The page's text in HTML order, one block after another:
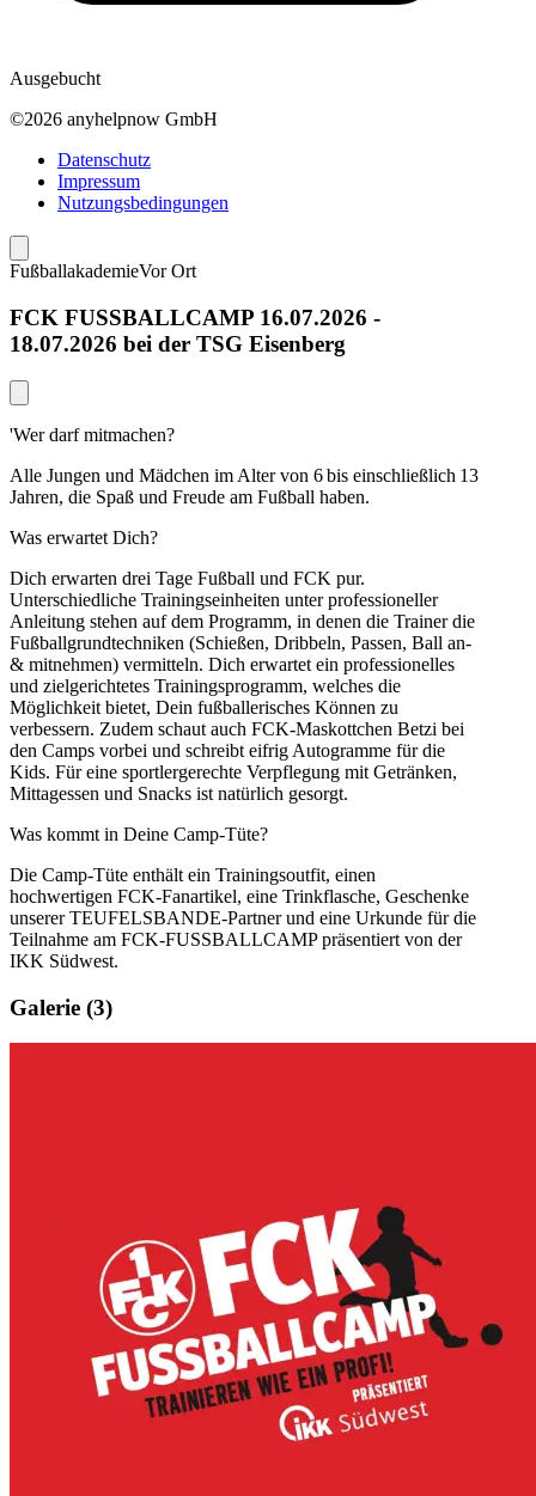
Ausgebucht
©2026 anyhelpnow GmbH
Datenschutz
Impressum
Nutzungsbedingungen
FußballakademieVor Ort
FCK FUSSBALLCAMP 16.07.2026 -
18.07.2026 bei der TSG Eisenberg
'Wer darf mitmachen?
Alle Jungen und Mädchen im Alter von 6 bis einschließlich 13
Jahren, die Spaß und Freude am Fußball haben.
Was erwartet Dich?
Dich erwarten drei Tage Fußball und FCK pur.
Unterschiedliche Trainingseinheiten unter professioneller
Anleitung stehen auf dem Programm, in denen die Trainer die
Fußballgrundtechniken (Schießen, Dribbeln, Passen, Ball an-
& mitnehmen) vermitteln. Dich erwartet ein professionelles
und zielgerichtetes Trainingsprogramm, welches die
Möglichkeit bietet, Dein fußballerisches Können zu
verbessern. Zudem schaut auch FCK-Maskottchen Betzi bei
den Camps vorbei und schreibt eifrig Autogramme für die
Kids. Für eine sportlergerechte Verpflegung mit Getränken,
Mittagessen und Snacks ist natürlich gesorgt.
Was kommt in Deine Camp-Tüte?
Die Camp-Tüte enthält ein Trainingsoutfit, einen
hochwertigen FCK-Fanartikel, eine Trinkflasche, Geschenke
unserer TEUFELSBANDE-Partner und eine Urkunde für die
Teilnahme am FCK-FUSSBALLCAMP präsentiert von der
IKK Südwest.
Galerie (3)